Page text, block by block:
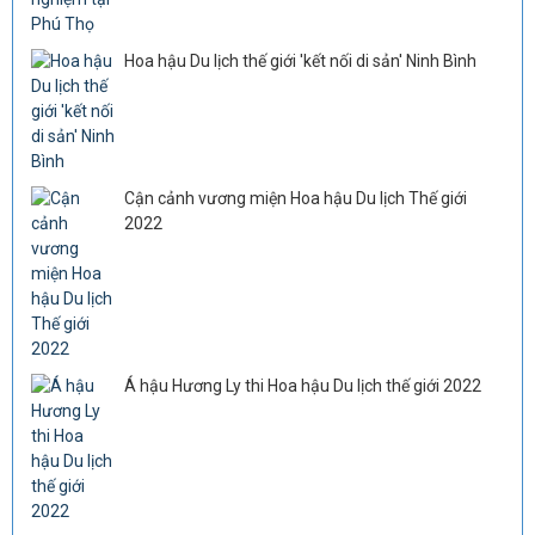
Hoa hậu Du lịch thế giới 'kết nối di sản' Ninh Bình
Cận cảnh vương miện Hoa hậu Du lịch Thế giới
2022
Á hậu Hương Ly thi Hoa hậu Du lịch thế giới 2022